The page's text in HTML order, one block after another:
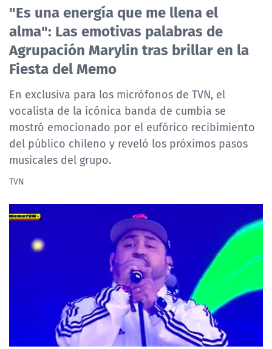
NTV
ACTUALIDAD Y TENDENCIAS
CANAL DE DENUNCIAS
ÁREA DE PROYECTOS
"Es una energía que me llena el
alma": Las emotivas palabras de
Agrupación Marylin tras brillar en la
Fiesta del Memo
En exclusiva para los micrófonos de TVN, el
vocalista de la icónica banda de cumbia se
mostró emocionado por el eufórico recibimiento
del público chileno y reveló los próximos pasos
musicales del grupo.
TVN